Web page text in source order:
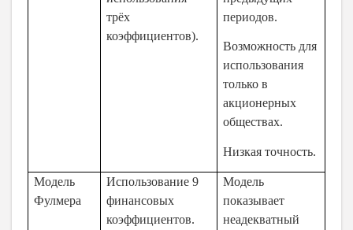
трёх
коэффициентов).
периодов.
Возможность для
использования
только в
акционерных
обществах.
Низкая точность.
Модель
Фулмера
Использование 9
финансовых
коэффициентов.
Модель
показывает
неадекватный